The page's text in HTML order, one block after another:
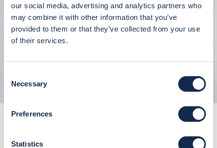
our social media, advertising and analytics partners who
may combine it with other information that you’ve
provided to them or that they’ve collected from your use
of their services.
Selection
Necessary
Preferences
Statistics
Pantalone denim cinque tasche
Pantalone denim da donna skinny